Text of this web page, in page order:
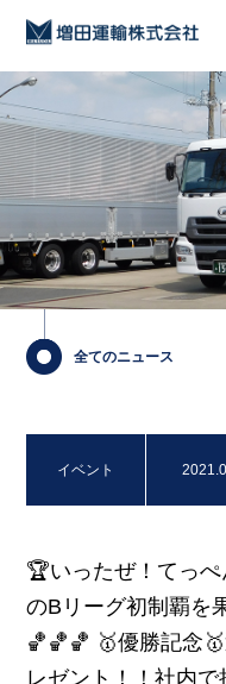
全てのニュース
イベント
🏆いったぜ！てっ
のBリーグ初制覇を
🏀🏀🏀 🥇優勝記念
レゼント！！社内で